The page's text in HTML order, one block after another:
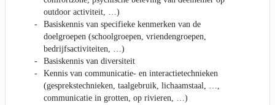
outdoor activiteit, …)
Basiskennis van specifieke kenmerken van de
doelgroepen (schoolgroepen, vriendengroepen,
bedrijfsactiviteiten, …)
Basiskennis van diversiteit
Kennis van communicatie- en interactietechnieken
(gesprekstechnieken, taalgebruik, lichaamstaal, …,
communicatie in grotten, op rivieren, …)